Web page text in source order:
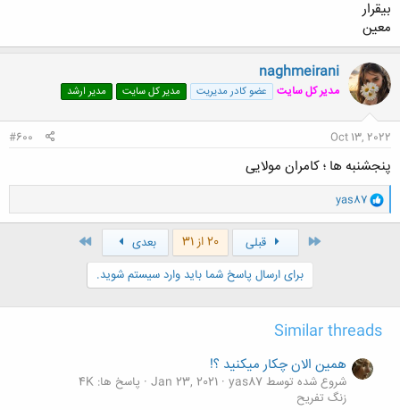
بیقرار
معین
naghmeirani
مدیر کل سایت عضو کادر مدیریت مدیر کل سایت مدیر ارشد
Oct 13, 2022
#600
پنجشنبه ها ؛ کامران مولایی
و
ا
ک
yas87
اول قبلی 20 از 31 بعدی
برای ارسال پاسخ شما باید وارد سیستم شوید.
Similar threads
همین الان چکار میکنید ؟!
شروع شده توسط yas87 Jan 23, 2021 پاسخ ها: 4K
زنگ تفريح